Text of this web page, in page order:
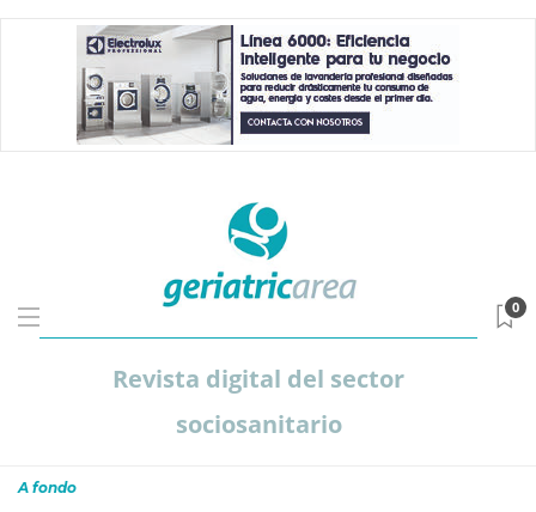
Revista digital del sector
sociosanitario
0
A fondo